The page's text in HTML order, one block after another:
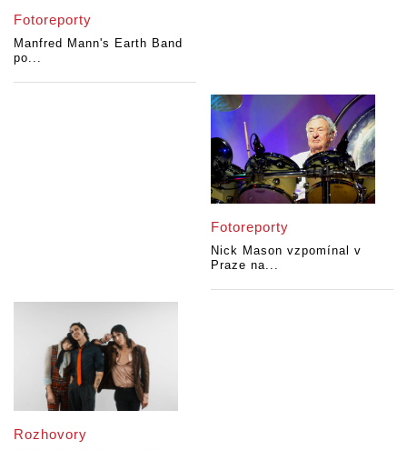
Fotoreporty
Manfred Mann's Earth Band
po...
Fotoreporty
Nick Mason vzpomínal v
Praze na...
Rozhovory